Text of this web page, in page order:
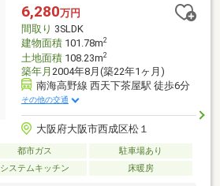
6,280万円
間取り 3SLDK
建物面積101.78m2
土地面積108.23m2
築年月 2004年8月(築22年1ヶ月)
南海高野線 西天下茶屋駅 徒歩6分
その他の交通
大阪府大阪市西成区松１
都市ガス
駐車場あり
システムキッチン 床暖房